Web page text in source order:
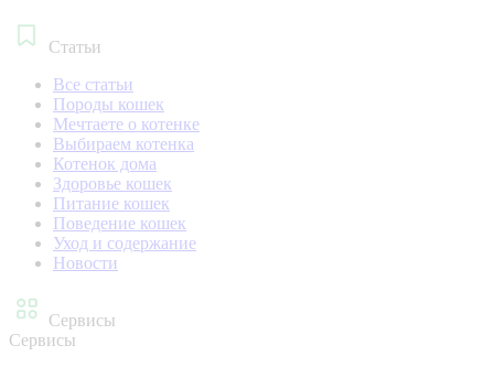
Статьи
Все статьи
Породы кошек
Мечтаете о котенке
Выбираем котенка
Котенок дома
Здоровье кошек
Питание кошек
Поведение кошек
Уход и содержание
Новости
Сервисы
Сервисы